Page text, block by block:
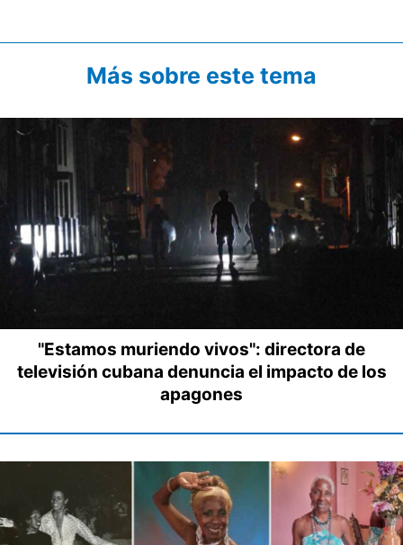
Más sobre este tema
"Estamos muriendo vivos": directora de
televisión cubana denuncia el impacto de los
apagones